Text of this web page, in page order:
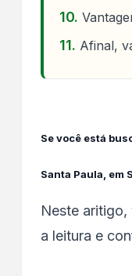
Afinal,
Se você está
Santa Paula, em
Neste
a leitura e